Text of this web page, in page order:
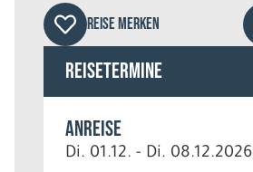
REISE MERKEN
Reisetermine
Anreise
Di. 01.12. - Di. 08.12.2026